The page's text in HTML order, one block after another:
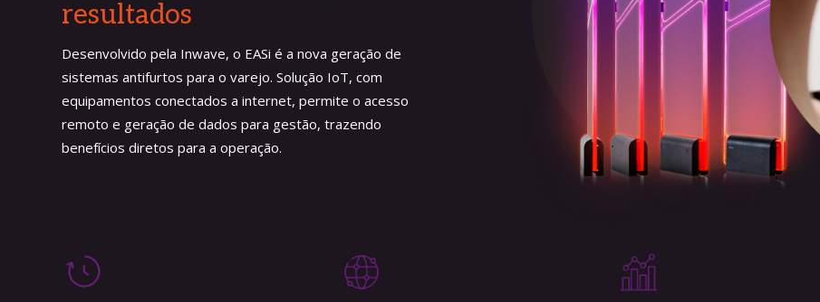
resultados
Desenvolvido pela Inwave, o EASi é a nova geração de
sistemas antifurtos para o varejo. Solução IoT, com
equipamentos conectados a internet, permite o acesso
remoto e geração de dados para gestão, trazendo
benefícios diretos para a operação.